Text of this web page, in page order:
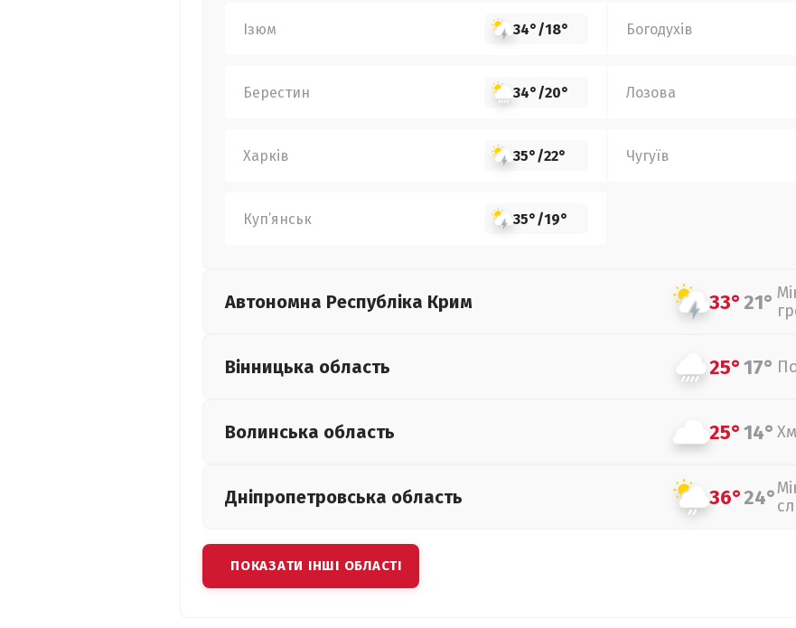
Ізюм 34°/18° Богодухів
Берестин 34°/20° Лозова
Харків 35°/22° Чугуїв
Куп’янськ 35°/19°
Автономна Республіка Крим 33°21°
Вінницька область 25°17°
Волинська область 25°14°
Дніпропетровська область 36°24°
ПОКАЗАТИ ІНШІ ОБЛАСТІ